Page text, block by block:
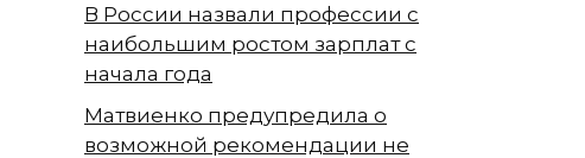
В России назвали профессии с
наибольшим ростом зарплат с
начала года
Матвиенко предупредила о
возможной рекомендации не